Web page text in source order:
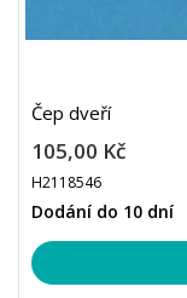
Čep dveří
105,00 Kč
H2118546
Dodání do 10 dní